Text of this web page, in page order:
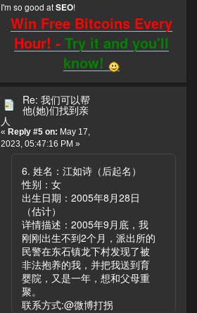
I'm so good atSEO!
Win Free Bitcoins Every
Hour! -Try it and you'll
know!
Re: 我们可以帮
他(她)们找到亲
人
« Reply #5 on: May 17,
2023, 05:47:16 PM »
6. 姓名：江如诗（后起名）
性别：女
出生日期：2005年8月28日
（估计）
详情描述：2005年9月底，我
刚刚出生不到2个月，派出所的
民警在东石镇龙下村发现了被
非法抱养的我，并把我送到育
婴院，又是一年，想和父母重
聚。
联系方式:@微博打拐